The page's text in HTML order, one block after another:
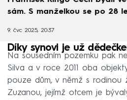
sám. S manželkou se po 28
9. čvc 2025, 20:37
Díky synovi je už
Na sousedním pozemku pak
Silva a v roce 2011 oba
pouze dům, v němž s rodinou
Zuzanou, jejímž otcem je